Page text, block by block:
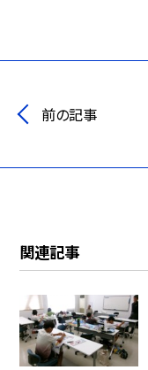
前の記事
関連記事